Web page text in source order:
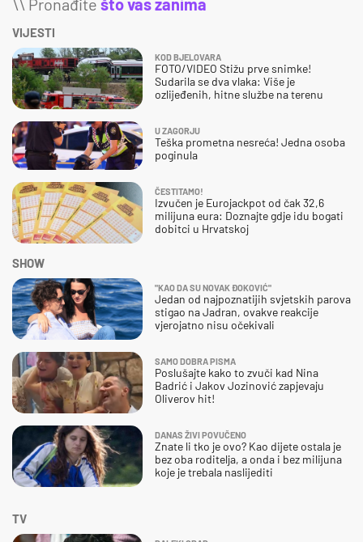
VIJESTI
KOD BJELOVARA
FOTO/VIDEO Stižu prve snimke!
Sudarila se dva vlaka: Više je
ozlijeđenih, hitne službe na terenu
U ZAGORJU
Teška prometna nesreća! Jedna osoba
poginula
ČESTITAMO!
Izvučen je Eurojackpot od čak 32,6
milijuna eura: Doznajte gdje idu bogati
dobitci u Hrvatskoj
SHOW
"KAO DA SU NOVAK ĐOKOVIĆ"
Jedan od najpoznatijih svjetskih parova
stigao na Jadran, ovakve reakcije
vjerojatno nisu očekivali
SAMO DOBRA PISMA
Poslušajte kako to zvuči kad Nina
Badrić i Jakov Jozinović zapjevaju
Oliverov hit!
DANAS ŽIVI POVUČENO
Znate li tko je ovo? Kao dijete ostala je
bez oba roditelja, a onda i bez milijuna
koje je trebala naslijediti
TV